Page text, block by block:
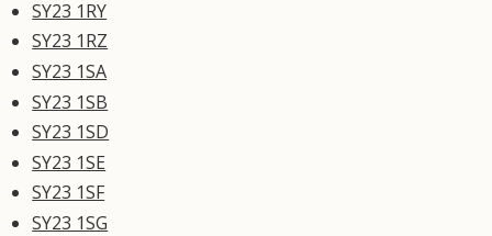
SY23 1RY
SY23 1RZ
SY23 1SA
SY23 1SB
SY23 1SD
SY23 1SE
SY23 1SF
SY23 1SG